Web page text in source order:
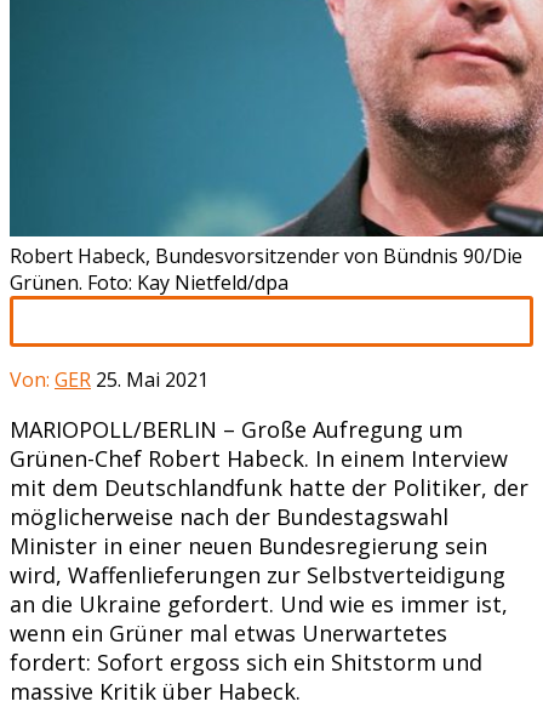
Robert Habeck, Bundesvorsitzender von Bündnis 90/Die
Grünen. Foto: Kay Nietfeld/dpa
Von: GER 25. Mai 2021
MARIOPOLL/BERLIN – Große Aufregung um
Grünen-Chef Robert Habeck. In einem Interview
mit dem Deutschlandfunk hatte der Politiker, der
möglicherweise nach der Bundestagswahl
Minister in einer neuen Bundesregierung sein
wird, Waffenlieferungen zur Selbstverteidigung
an die Ukraine gefordert. Und wie es immer ist,
wenn ein Grüner mal etwas Unerwartetes
fordert: Sofort ergoss sich ein Shitstorm und
massive Kritik über Habeck.